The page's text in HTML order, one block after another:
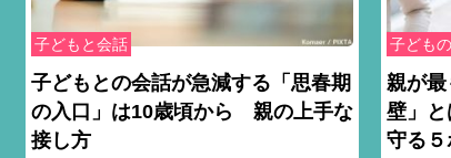
子どもと会話
子どもとの会話が急減する「思春期
の入口」は10歳頃から 親の上手な
接し方
子ども
親が
壁」
守る５